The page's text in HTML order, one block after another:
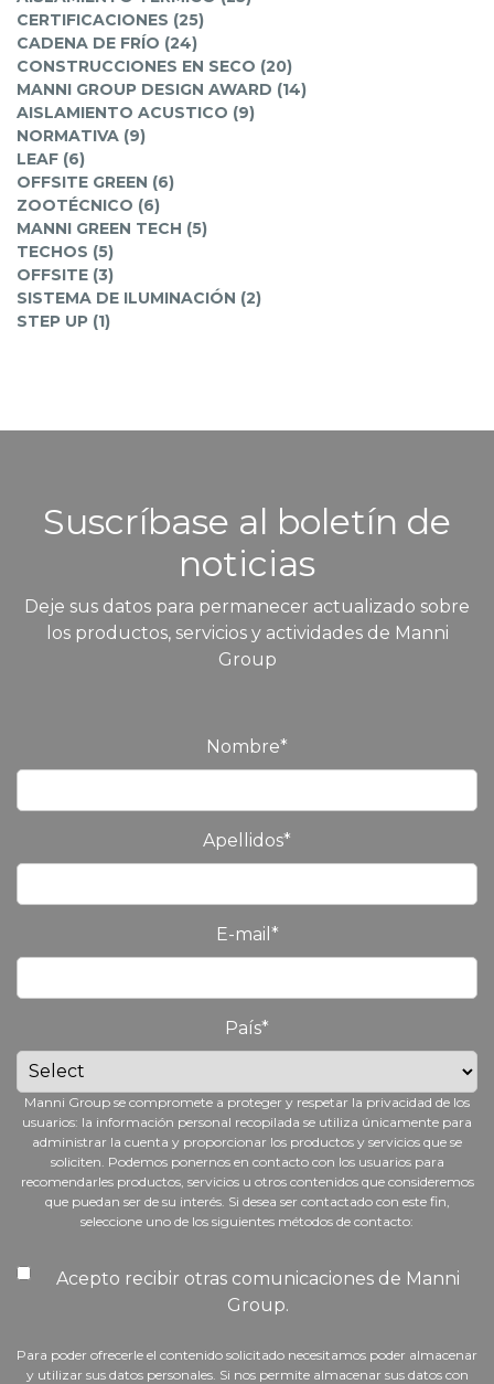
CERTIFICACIONES (25)
CADENA DE FRÍO (24)
CONSTRUCCIONES EN SECO (20)
MANNI GROUP DESIGN AWARD (14)
AISLAMIENTO ACUSTICO (9)
NORMATIVA (9)
LEAF (6)
OFFSITE GREEN (6)
ZOOTÉCNICO (6)
MANNI GREEN TECH (5)
TECHOS (5)
OFFSITE (3)
SISTEMA DE ILUMINACIÓN (2)
STEP UP (1)
Suscríbase al boletín de
noticias
Deje sus datos para permanecer actualizado sobre
los productos, servicios y actividades de Manni
Group
Nombre*
Apellidos*
E-mail *
País*
Manni Group se compromete a proteger y respetar la privacidad de los
usuarios: la información personal recopilada se utiliza únicamente para
administrar la cuenta y proporcionar los productos y servicios que se
soliciten. Podemos ponernos en contacto con los usuarios para
recomendarles productos, servicios u otros contenidos que consideremos
que puedan ser de su interés. Si desea ser contactado con este fin,
seleccione uno de los siguientes métodos de contacto:
Acepto recibir otras comunicaciones de Manni
Group.
Para poder ofrecerle el contenido solicitado necesitamos poder almacenar
y utilizar sus datos personales. Si nos permite almacenar sus datos con